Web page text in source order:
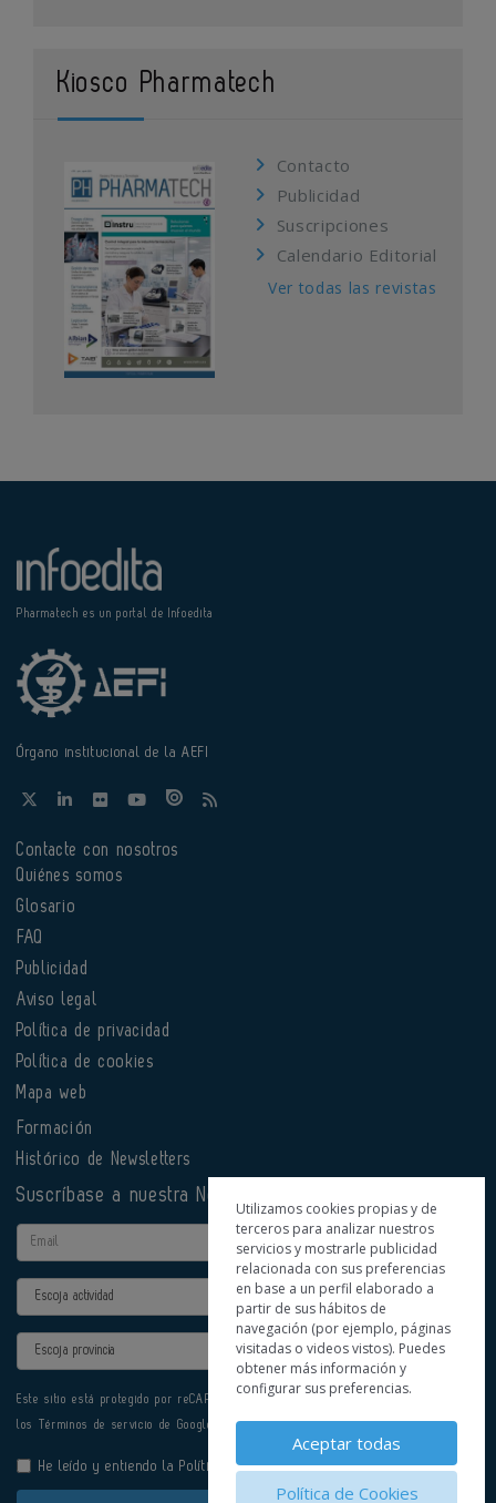
Kiosco Pharmatech
Contacto
Publicidad
Suscripciones
Calendario Editorial
Ver todas las revistas
Pharmatech es un portal de Infoedita
Órgano institucional de la AEFI
Contacte con nosotros
Quiénes somos
Glosario
FAQ
Publicidad
Aviso legal
Política de privacidad
Política de cookies
Mapa web
Formación
Histórico de Newsletters
Suscríbase a nuestra Newsletter
Email
Actividad
Provincia
Este sitio está protegido por reCAPTCHA y se aplican la
los Términos de servicio de Google.
He leído y entiendo la Política de Privacidad
Utilizamos cookies propias y de
terceros para analizar nuestros
servicios y mostrarle publicidad
relacionada con sus preferencias
en base a un perfil elaborado a
partir de sus hábitos de
navegación (por ejemplo, páginas
visitadas o videos vistos). Puedes
obtener más información y
configurar sus preferencias.
Aceptar todas
Política de Cookies